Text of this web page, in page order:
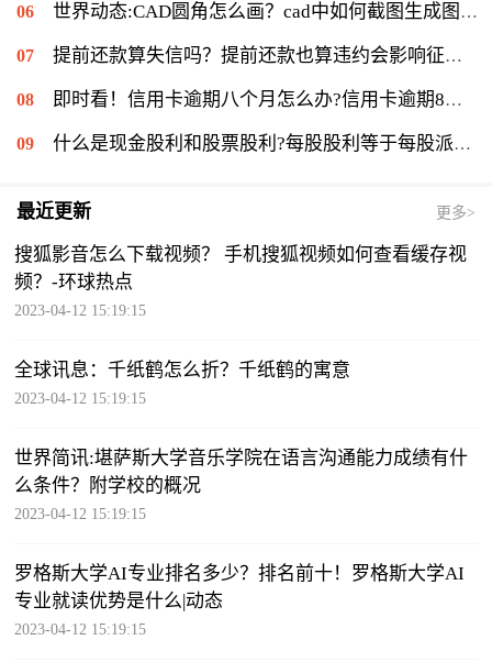
世界动态:CAD圆角怎么画？cad中如何截图生成图片？
提前还款算失信吗？提前还款也算违约会影响征信？
即时看！信用卡逾期八个月怎么办?信用卡逾期8个月可以减免利息吗?
什么是现金股利和股票股利?每股股利等于每股派息吗? 当前快看
最近更新 更多>
搜狐影音怎么下载视频？ 手机搜狐视频如何查看缓存视
频？-环球热点
2023-04-12 15:19:15
全球讯息：千纸鹤怎么折？千纸鹤的寓意
2023-04-12 15:19:15
世界简讯:堪萨斯大学音乐学院在语言沟通能力成绩有什
么条件？附学校的概况
2023-04-12 15:19:15
罗格斯大学AI专业排名多少？排名前十！罗格斯大学AI
专业就读优势是什么|动态
2023-04-12 15:19:15